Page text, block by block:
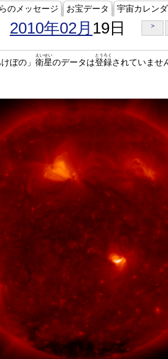
のメッセージ お宝データ 宇宙カレン
2010年02月 19日 >
ぼの」 衛星
えいせい
のデータは登録
とうろく
されていませ